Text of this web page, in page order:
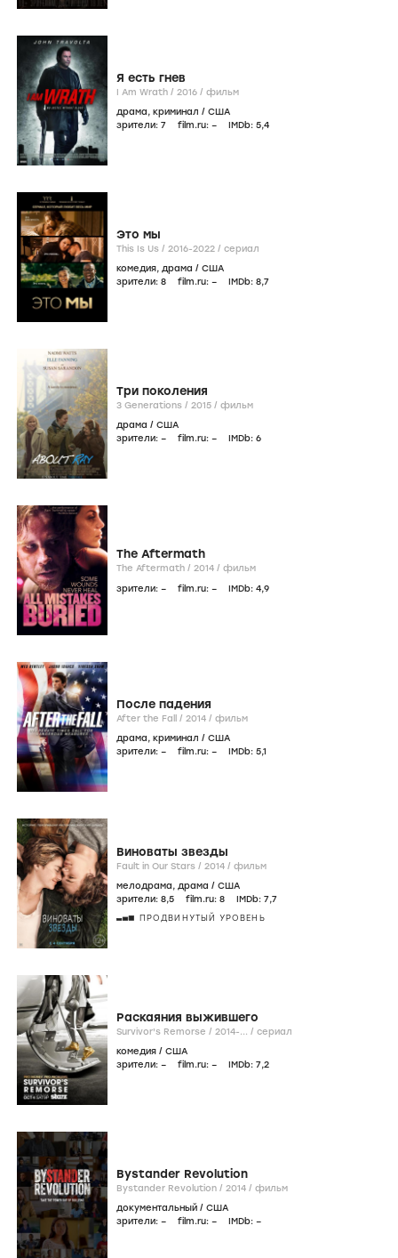
Я есть гнев
I Am Wrath / 2016 / фильм
драма, криминал / США
зрители: 7 film.ru: – IMDb: 5,4
Это мы
This Is Us / 2016-2022 / сериал
комедия, драма / США
зрители: 8 film.ru: – IMDb: 8,7
Три поколения
3 Generations / 2015 / фильм
драма / США
зрители: – film.ru: – IMDb: 6
The Aftermath
The Aftermath / 2014 / фильм
зрители: – film.ru: – IMDb: 4,9
После падения
After the Fall / 2014 / фильм
драма, криминал / США
зрители: – film.ru: – IMDb: 5,1
Виноваты звезды
Fault in Our Stars / 2014 / фильм
мелодрама, драма / США
зрители: 8,5 film.ru: 8 IMDb: 7,7
ПРОДВИНУТЫЙ УРОВЕНЬ
Раскаяния выжившего
Survivor's Remorse / 2014-... / сериал
комедия / США
зрители: – film.ru: – IMDb: 7,2
Bystander Revolution
Bystander Revolution / 2014 / фильм
документальный / США
зрители: – film.ru: – IMDb: –